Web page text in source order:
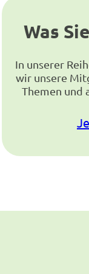
Was
In unserer
wir unsere
Themen und